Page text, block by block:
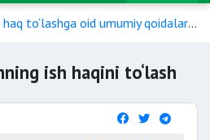
to‘lashga oid umumiy qoidalar
ish haqini to‘lash